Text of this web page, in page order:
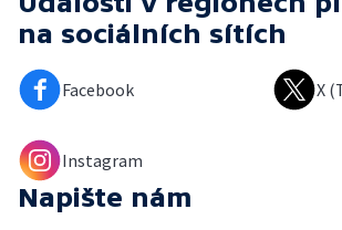
na sociálních sítích
Facebook X
Instagram
Napište nám